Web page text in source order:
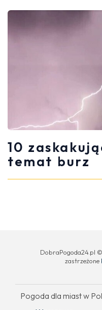
10
temat burz
DobraPogoda24.pl
zastrzeżone
Pogoda dla miast w